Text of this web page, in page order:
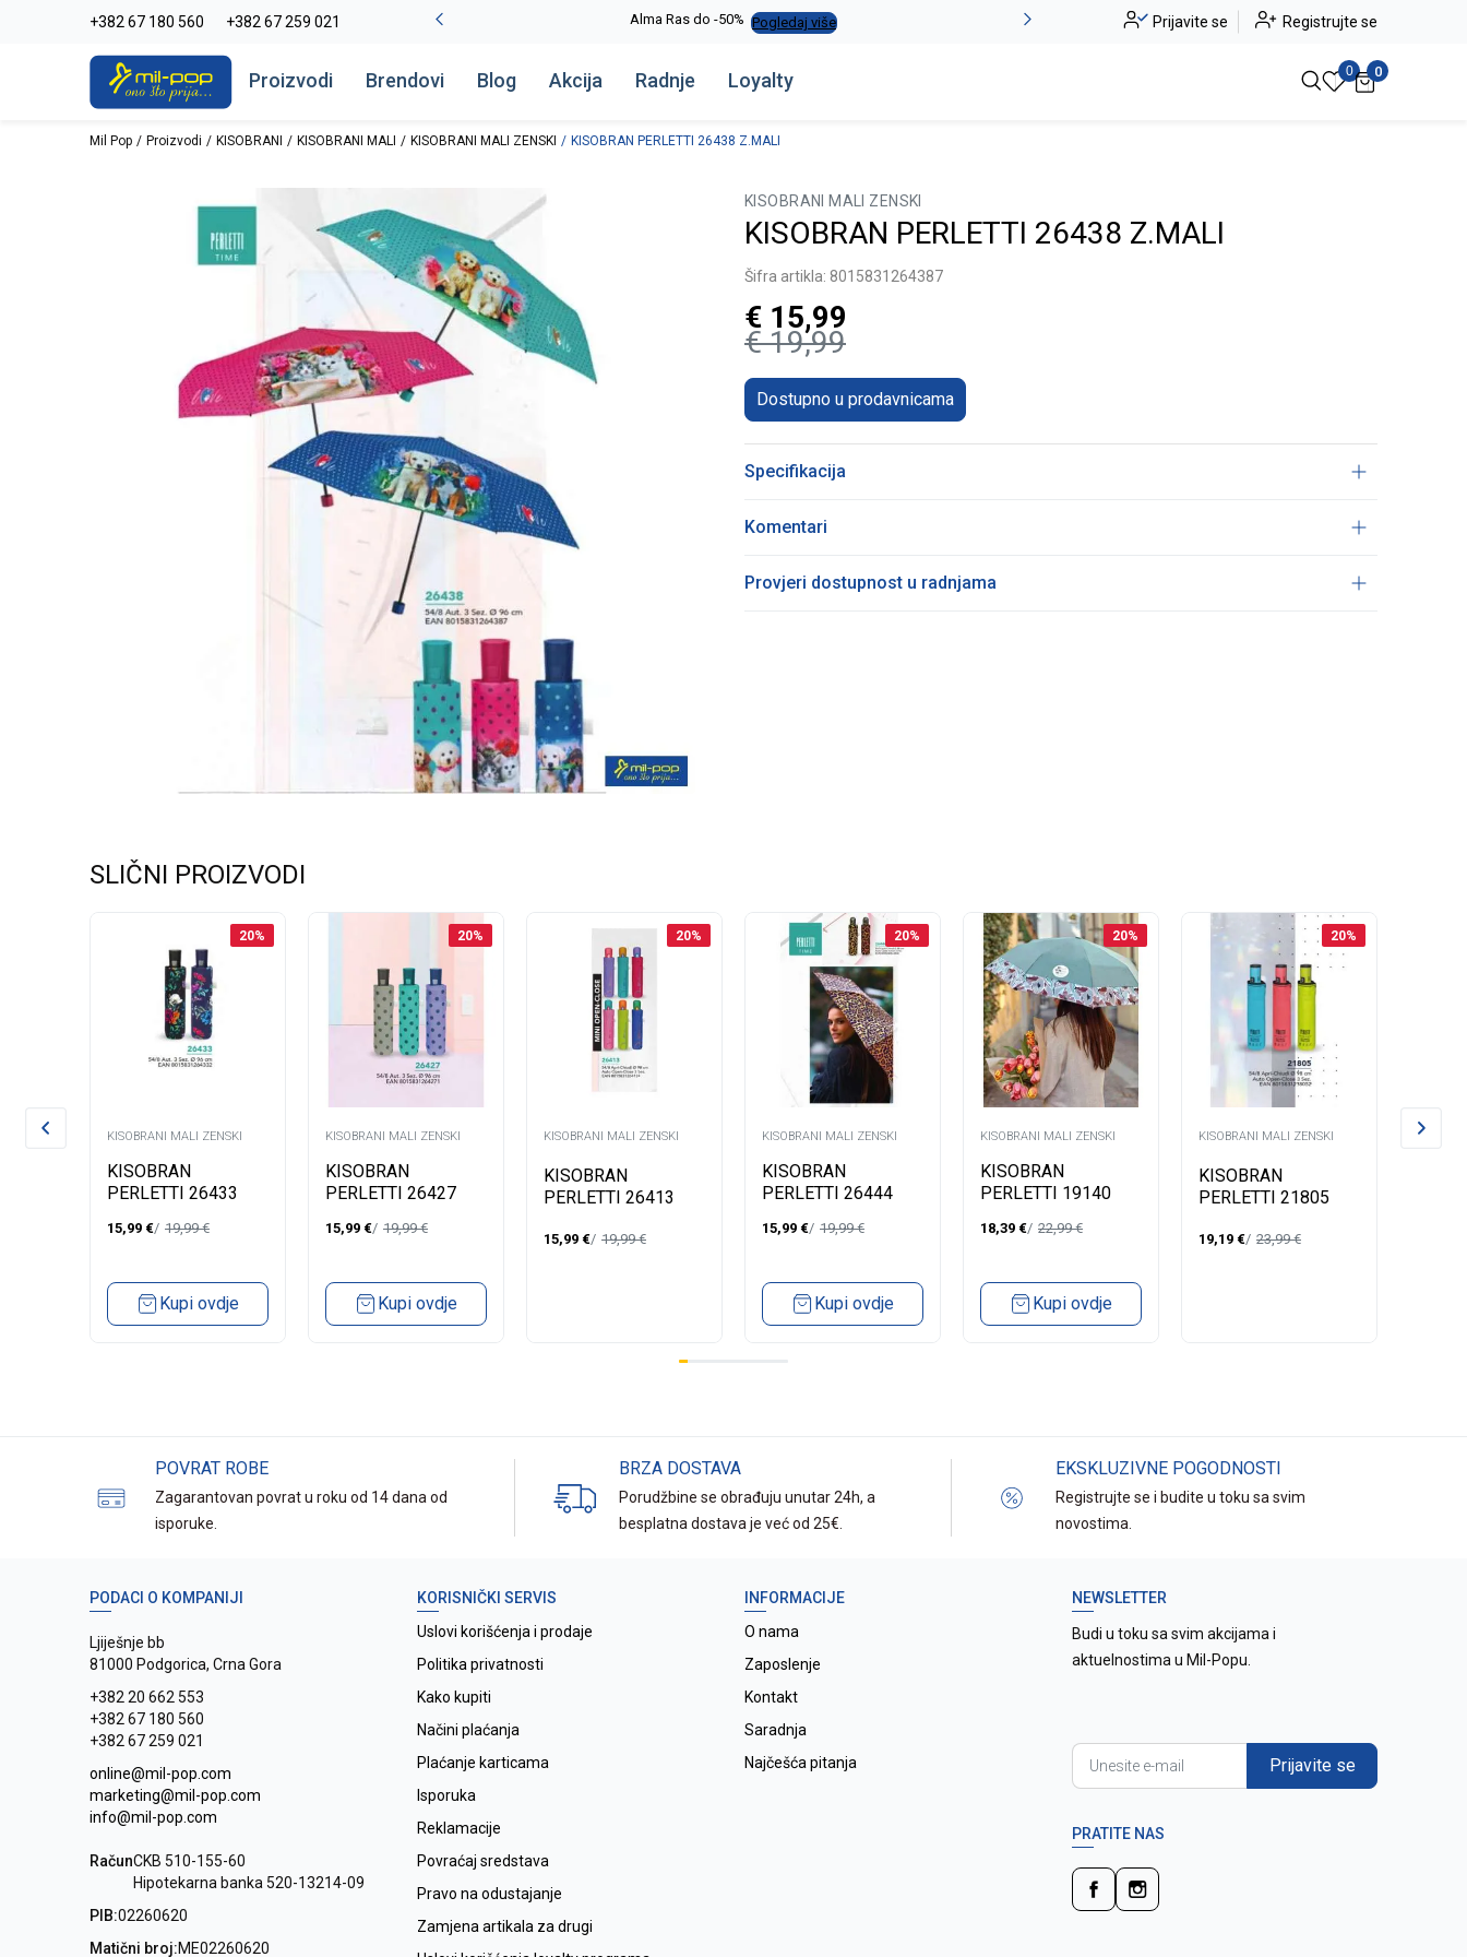
+382 67 180 560 +382 67 259 021
La Plage peškiri do -30% Pogledaj više Alma Ras do -50% Pogledaj više Novo u ponudi - Jadea Pogledaj više
Prijavite se Registrujte se
Proizvodi Brendovi Blog Akcija Radnje Loyalty 0 0
Mil Pop Proizvodi KISOBRANI KISOBRANI MALI KISOBRANI MALI ZENSKI KISOBRAN PERLETTI 26438 Z.MALI
KISOBRANI MALI ZENSKI
KISOBRAN PERLETTI 26438 Z.MALI
Šifra artikla: 8015831264387
€ 19,99
€ 15,99
Dostupno u prodavnicama
Specifikacija
Komentari
Provjeri dostupnost u radnjama
SLIČNI PROIZVODI
20%
KISOBRANI MALI ZENSKI
KISOBRAN
PERLETTI 26433
15,99 € 19,99€
Kupi ovdje
20%
KISOBRANI MALI ZENSKI
KISOBRAN
PERLETTI 26427
15,99 € 19,99€
Kupi ovdje
20%
KISOBRANI MALI ZENSKI
KISOBRAN
PERLETTI 26413
15,99 € 19,99€
20%
KISOBRANI MALI ZENSKI
KISOBRAN
PERLETTI 26444
15,99 € 19,99€
Kupi ovdje
20%
KISOBRANI MALI ZENSKI
KISOBRAN
PERLETTI 19140
18,39 € 22,99€
Kupi ovdje
20%
KISOBRANI MALI ZENSKI
KISOBRAN
PERLETTI 21805
19,19 € 23,99€
POVRAT ROBE
Zagarantovan povrat u roku od 14 dana od
isporuke.
BRZA DOSTAVA
Porudžbine se obrađuju unutar 24h, a
besplatna dostava je već od 25€.
EKSKLUZIVNE POGODNOSTI
Registrujte se i budite u toku sa svim
novostima.
PODACI O KOMPANIJI
Ljiješnje bb
81000 Podgorica, Crna Gora
+382 20 662 553
+382 67 180 560
+382 67 259 021
online@mil-pop.com
marketing@mil-pop.com
info@mil-pop.com
RačunCKB 510-155-60
Hipotekarna banka 520-13214-09
PIB:02260620
Matični broj:ME02260620
KORISNIČKI SERVIS
Uslovi korišćenja i prodaje
Politika privatnosti
Kako kupiti
Načini plaćanja
Plaćanje karticama
Isporuka
Reklamacije
Povraćaj sredstava
Pravo na odustajanje
Zamjena artikala za drugi
INFORMACIJE
O nama
Zaposlenje
Kontakt
Saradnja
Najčešća pitanja
NEWSLETTER
Budi u toku sa svim akcijama i
aktuelnostima u Mil-Popu.
Prijavite se
PRATITE NAS